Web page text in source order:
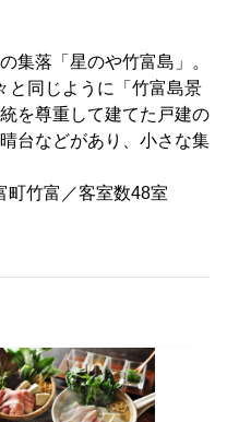
集落「星のや竹富島」。
と同じように「竹富島景
を尊重して建てた戸建の
台などがあり、小さな集
町竹富／客室数48室